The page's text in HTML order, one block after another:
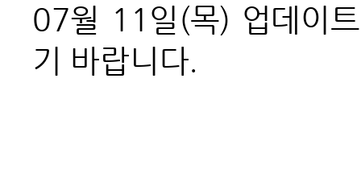
07월 11일(목) 업데이
기 바랍니다.